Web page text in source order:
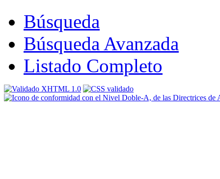
Búsqueda
Búsqueda Avanzada
Listado Completo